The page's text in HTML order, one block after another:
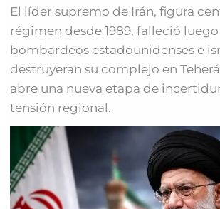
El líder supremo de Irán, figura
régimen desde 1989, falleció
bombardeos estadounidenses e
destruyeran su complejo en
abre una nueva etapa de
tensión regional.